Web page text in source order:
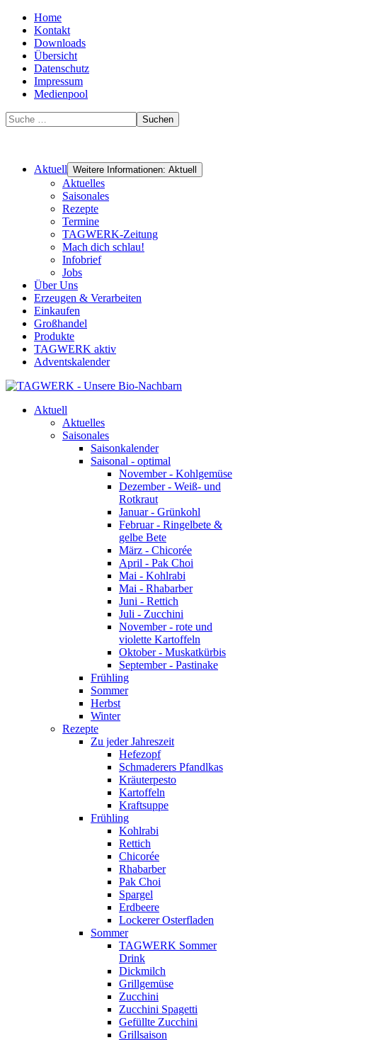
Home
Kontakt
Downloads
Übersicht
Datenschutz
Impressum
Medienpool
Suchen
Aktuell Weitere Informationen: Aktuell
Aktuelles
Saisonales
Rezepte
Termine
TAGWERK-Zeitung
Mach dich schlau!
Infobrief
Jobs
Über Uns
Erzeugen & Verarbeiten
Einkaufen
Großhandel
Produkte
TAGWERK aktiv
Adventskalender
Aktuell
Aktuelles
Saisonales
Saisonkalender
Saisonal - optimal
November - Kohlgemüse
Dezember - Weiß- und
Rotkraut
Januar - Grünkohl
Februar - Ringelbete &
gelbe Bete
März - Chicorée
April - Pak Choi
Mai - Kohlrabi
Mai - Rhabarber
Juni - Rettich
Juli - Zucchini
November - rote und
violette Kartoffeln
Oktober - Muskatkürbis
September - Pastinake
Frühling
Sommer
Herbst
Winter
Rezepte
Zu jeder Jahreszeit
Hefezopf
Schmaderers Pfandlkas
Kräuterpesto
Kartoffeln
Kraftsuppe
Frühling
Kohlrabi
Rettich
Chicorée
Rhabarber
Pak Choi
Spargel
Erdbeere
Lockerer Osterfladen
Sommer
TAGWERK Sommer
Drink
Dickmilch
Grillgemüse
Zucchini
Zucchini Spagetti
Gefüllte Zucchini
Grillsaison